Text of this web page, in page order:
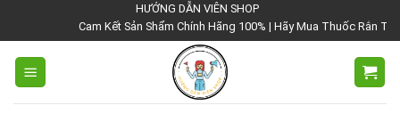
nội
dung
HƯỚNG DẪN VIÊN SHOP
Cam Kết Sản Shẩm Chính Hãng 100% | Hãy Mua Thuốc Rắn Thái